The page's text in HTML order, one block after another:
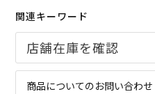
関連キーワード
商品についてのお問い合わせ